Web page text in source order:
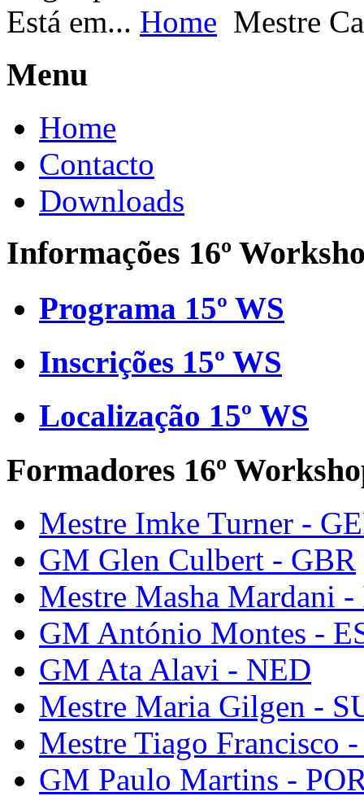
Está em... Home Mestre
Menu
Home
Contacto
Downloads
Informações 16º
Programa 15º WS
Inscrições 15º WS
Localização 15º WS
Formadores 16º
Mestre Imke Turner -
GM Glen Culbert - GBR
Mestre Masha Mardani
GM António Montes -
GM Ata Alavi - NED
Mestre Maria Gilgen -
Mestre Tiago Francisco
GM Paulo Martins -